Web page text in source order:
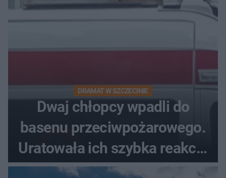
DRAMAT W SZCZECINIE
Dwaj chłopcy wpadli do
basenu przeciwpożarowego.
Uratowała ich szybka reakcja
świadków